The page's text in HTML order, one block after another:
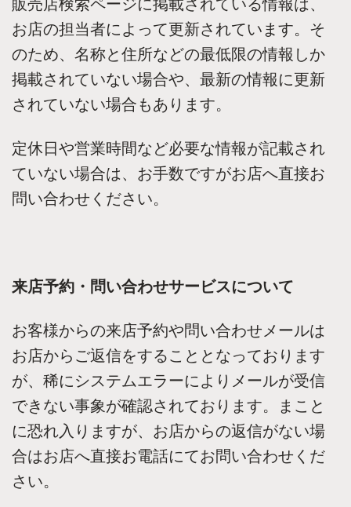
お店の担当者によって更新されています。そ
のため、名称と住所などの最低限の情報しか
掲載されていない場合や、最新の情報に更新
されていない場合もあります。
定休日や営業時間など必要な情報が記載され
ていない場合は、お手数ですがお店へ直接お
問い合わせください。
来店予約・問い合わせサービスについて
お客様からの来店予約や問い合わせメールは
お店からご返信をすることとなっております
が、稀にシステムエラーによりメールが受信
できない事象が確認されております。まこと
に恐れ入りますが、お店からの返信がない場
合はお店へ直接お電話にてお問い合わせくだ
さい。